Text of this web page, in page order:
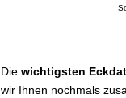
Die wichtigsten
wir Ihnen nochmals